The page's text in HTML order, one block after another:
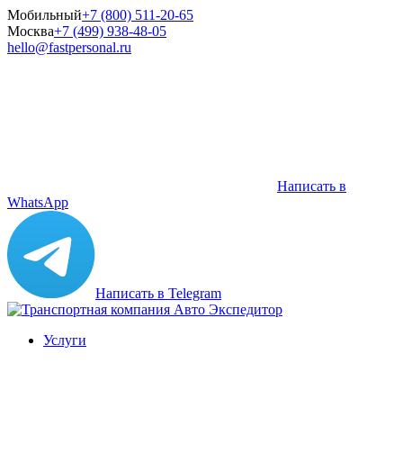
Мобильный+7 (800) 511-20-65
Москва+7 (499) 938-48-05
hello@fastpersonal.ru
Написать в
WhatsApp
Написать в Telegram
Услуги